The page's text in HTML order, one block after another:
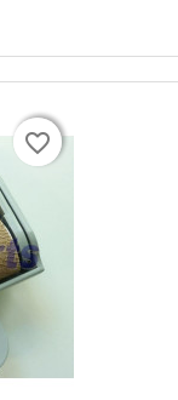
favorite_border
favorite_border